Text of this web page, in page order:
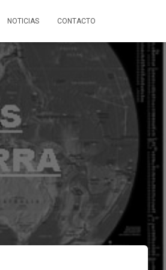
NOTICIAS CONTACTO